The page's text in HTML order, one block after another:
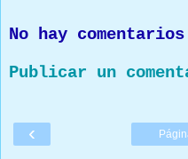
No hay
Publicar un
‹